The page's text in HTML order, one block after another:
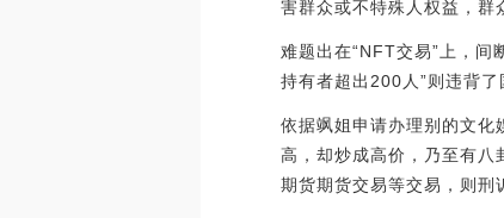
害群众或不特殊人权益，群
难题出在“NFT交易”上，间
持有者超出200人”则违背
依据飒姐申请办理别的文化
高，却炒成高价，乃至有八
期货期货交易等交易，则刑